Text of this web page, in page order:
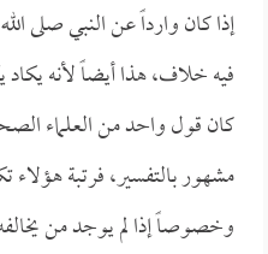
إذا كان وارداً عن النبي صلى
فيه خلاف، هذا أيضاً لأنه يكاد
كان قول واحد من العلماء
مشهور بالتفسير، فرتبة هؤلاء
وخصوصاً إذا لم يوجد من